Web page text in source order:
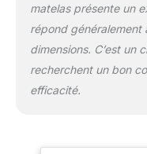
matelas présente un
répond généralement
dimensions. C’est un
recherchent un bon
efficacité.